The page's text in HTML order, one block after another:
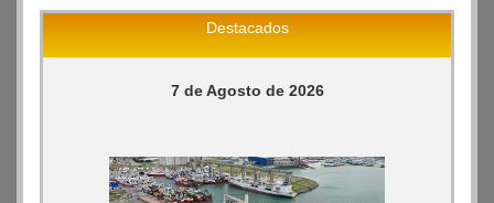
Destacados
7 de Agosto de 2026